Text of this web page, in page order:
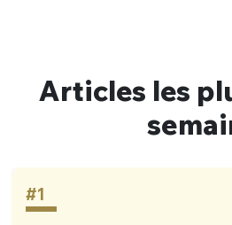
Articles les
#1